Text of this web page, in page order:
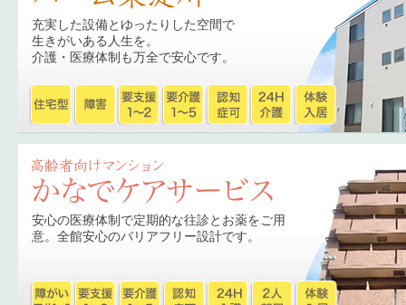
充実した設備とゆったりした空間で
生きがいある人生を。
介護・医療体制も万全で安心です。
安心の医療体制で定期的な往診とお薬をご用
意。全館安心のバリアフリー設計です。